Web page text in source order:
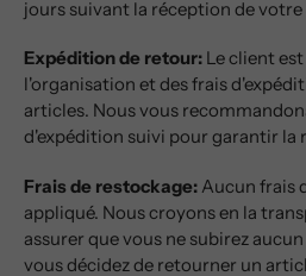
jours suivant la réception de
Expédition de retour: Le client
l'organisation et des frais
articles. Nous vous
d'expédition suivi pour garantir la
Frais de restockage: Aucun frais
appliqué. Nous croyons en la
assurer que vous ne subirez
vous décidez de retourner un